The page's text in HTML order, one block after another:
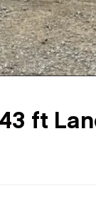
Omitir
ft